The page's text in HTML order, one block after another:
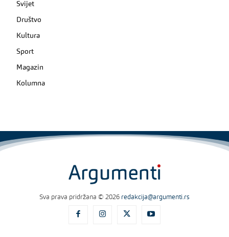
Svijet
Društvo
Kultura
Sport
Magazin
Kolumna
Sva prava pridržana © 2026 redakcija@argumenti.rs